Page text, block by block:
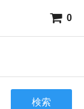
0
検索